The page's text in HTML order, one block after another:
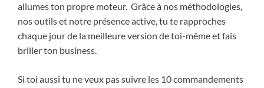
allumes ton propre moteur. Grâce à nos méthodologies,
nos outils et notre présence active, tu te rapproches
chaque jour de la meilleure version de toi-même et fais
briller ton business.
Si toi aussi tu ne veux pas suivre les 10 commandements